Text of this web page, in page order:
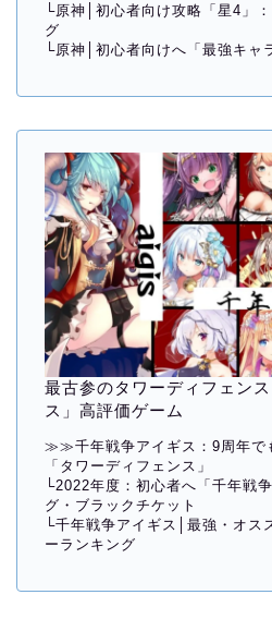
└原神│初心者向け攻略「星4」
グ
└原神│初心者向けへ「最強キャ
最古参のタワーディフェン
ス」高評価ゲーム
≫≫千年戦争アイギス：9周年で
「タワーディフェンス」
└2022年度：初心者へ「千年戦
グ・ブラックチケット
└千年戦争アイギス│最強・オス
ーランキング